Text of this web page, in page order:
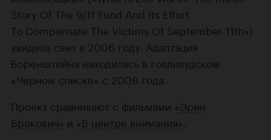
Story Of The 9/11 Fund And Its Effort
To Compensate The Victims Of September 11th»)
увидела свет в 2006 году. Адаптация
Боренштейна находилась в голливудском
«Черном списке» с 2008 года.
Проект сравнивают с фильмами «Эрин
Брокович» и «В центре внимания»